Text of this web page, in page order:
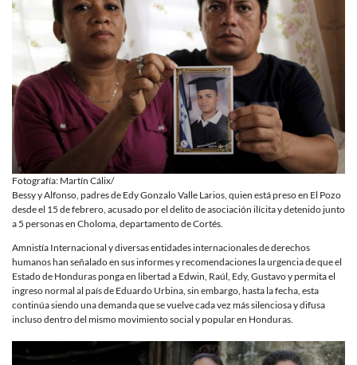
Fotografía: Martín Cálix/
Bessy y Alfonso, padres de Edy Gonzalo Valle Larios, quien está preso en El Pozo
desde el 15 de febrero, acusado por el delito de asociación ilícita y detenido junto
a 5 personas en Choloma, departamento de Cortés.
Amnistía Internacional y diversas entidades internacionales de derechos
humanos han señalado en sus informes y recomendaciones la urgencia de que el
Estado de Honduras ponga en libertad a Edwin, Raúl, Edy, Gustavo y permita el
ingreso normal al país de Eduardo Urbina, sin embargo, hasta la fecha, esta
continúa siendo una demanda que se vuelve cada vez más silenciosa y difusa
incluso dentro del mismo movimiento social y popular en Honduras.